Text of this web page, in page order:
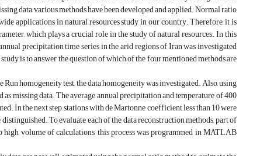
data, various methods have been developed and applied. Normal ratio
applications in natural resources study in our country. Therefore, it is
which plays a crucial role in the study of natural resources. In this
precipitation time series in the arid regions of Iran was investigated
is to answer the question of which of the four mentioned methods are
homogeneity test, the data homogeneity was investigated. Also, using
missing data. The average annual precipitation and temperature of 400
In the next step, stations with de Martonne coefficient less than 10 were
To evaluate each of the data reconstruction methods, part of
volume of calculations, this process was programmed in MATLAB